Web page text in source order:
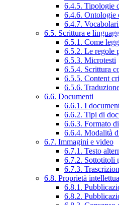
6.4.5. Tipologie
6.4.6. Ontologie
6.4.7.
6.5. Scrittura e
6.5.1. Come
6.5.2. Le regole
6.5.3. Microtesti
6.5.4. Scrittura
6.5.5. Content
6.5.6.
6.6. Documenti
6.6.1. I
6.6.2. Tipi di
6.6.3. Formato
6.6.4. Modalità
6.7. Immagini e video
6.7.1. Testo
6.7.2. Sottotitoli
6.7.3.
6.8. Proprietà
6.8.1.
6.8.2.